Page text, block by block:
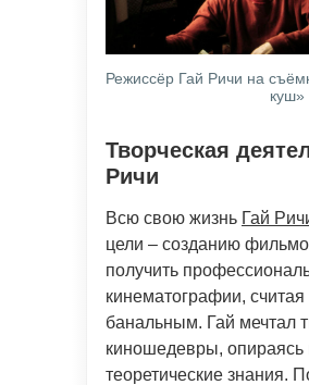
Режиссёр Гай Ричи на
куш»
Творческая
Ричи
Всю свою жизнь Гай
цели – созданию
получить
кинематографии,
банальным. Гай мечтал
киношедевры, опираясь
теоретические знания.